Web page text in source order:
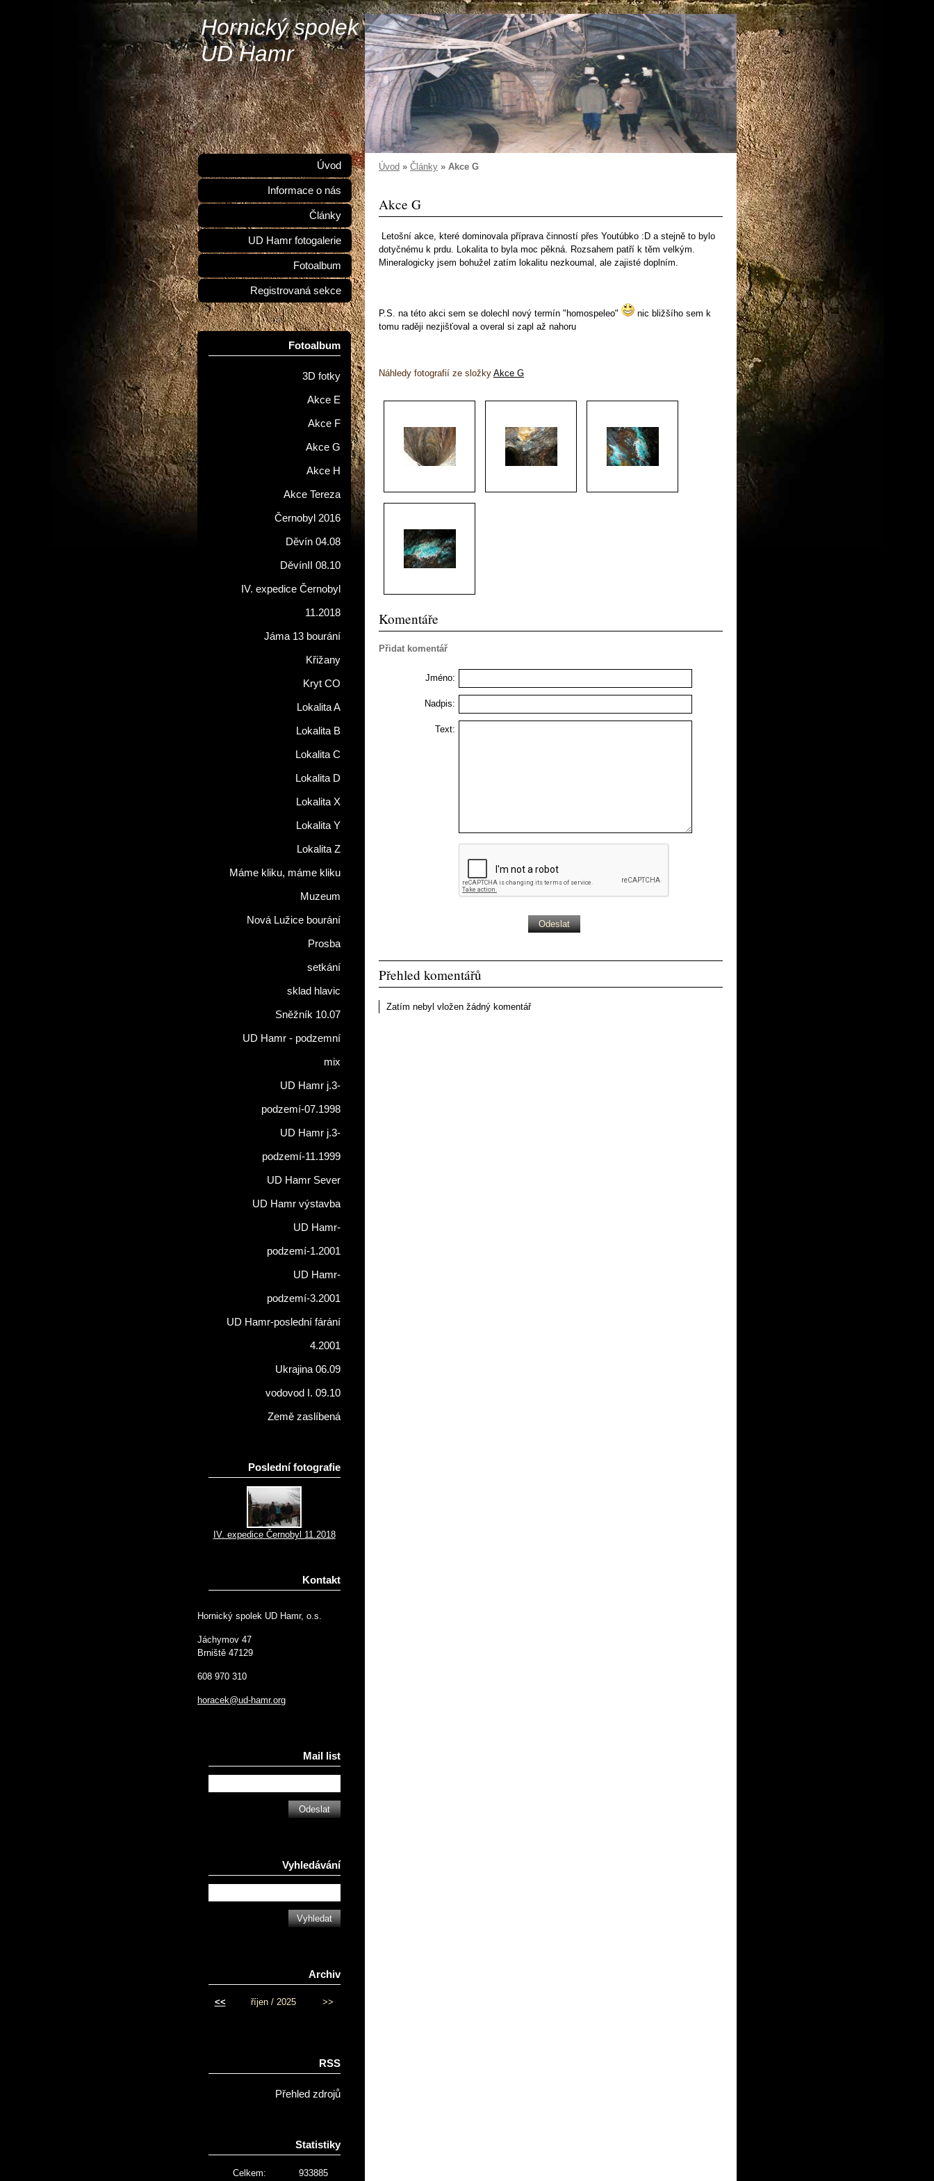
Hornický spolek
UD Hamr
Úvod » Články » Akce G
Akce G
Letošní akce, které dominovala příprava činností přes Youtúbko :D a stejně to bylo
dotyčnému k prdu. Lokalita to byla moc pěkná. Rozsahem patří k těm velkým.
Mineralogicky jsem bohužel zatím lokalitu nezkoumal, ale zajisté doplním.
P.S. na této akci sem se dolechl nový termín "homospeleo"
nic bližšího sem k
tomu raději nezjišťoval a overal si zapl až nahoru
Náhledy fotografií ze složky Akce G
Komentáře
Přidat komentář
Jméno:
Nadpis:
Text:
Přehled komentářů
Zatím nebyl vložen žádný komentář
Úvod
Informace o nás
Články
UD Hamr fotogalerie
Fotoalbum
Registrovaná sekce
Fotoalbum
3D fotky
Akce E
Akce F
Akce G
Akce H
Akce Tereza
Černobyl 2016
Děvín 04.08
DěvínII 08.10
IV. expedice Černobyl
11.2018
Jáma 13 bourání
Křižany
Kryt CO
Lokalita A
Lokalita B
Lokalita C
Lokalita D
Lokalita X
Lokalita Y
Lokalita Z
Máme kliku, máme kliku
Muzeum
Nová Lužice bourání
Prosba
setkání
sklad hlavic
Sněžník 10.07
UD Hamr - podzemní
mix
UD Hamr j.3-
podzemí-07.1998
UD Hamr j.3-
podzemí-11.1999
UD Hamr Sever
UD Hamr výstavba
UD Hamr-
podzemí-1.2001
UD Hamr-
podzemí-3.2001
UD Hamr-poslední fárání
4.2001
Ukrajina 06.09
vodovod I. 09.10
Země zaslíbená
Poslední fotografie
IV. expedice Černobyl 11.2018
Kontakt
Hornický spolek UD Hamr, o.s.
Jáchymov 47
Brniště 47129
608 970 310
horacek@ud-hamr.org
Mail list
Vyhledávání
Archiv
<< říjen / 2025 >>
RSS
Přehled zdrojů
Statistiky
Celkem: 933885